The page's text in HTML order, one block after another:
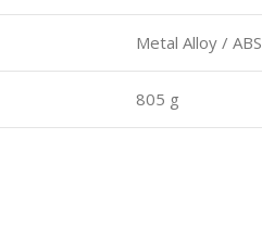
Metal Alloy / ABS
805 g